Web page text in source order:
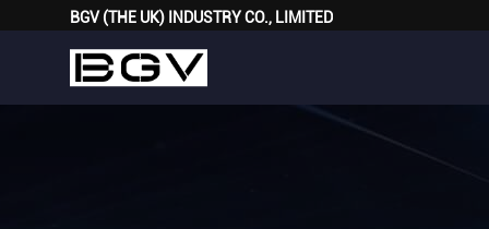
BGV (THE UK) INDUSTRY CO., LIMITED